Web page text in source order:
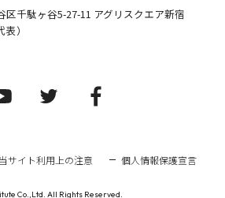
区千駄ヶ谷5-27-11 アグリスクエア新宿
表）
当サイト利用上の注意 個人情報保護宣言
Co.,Ltd. All Rights Reserved.